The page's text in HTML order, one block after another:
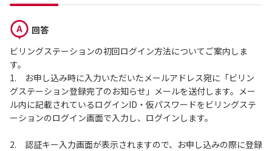
回答
ビリングステーションの初回ログイン方法についてご案内しま
す。
1. お申し込み時に入力いただいたメールアドレス宛に「ビリン
グステーション登録完了のお知らせ」メールを送付します。メー
ル内に記載されているログインID・仮パスワードをビリングステ
ーションのログイン画面で入力し、ログインします。
2. 認証キー入力画面が表示されますので、お申し込みの際に登録